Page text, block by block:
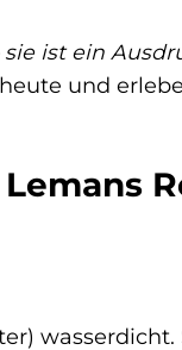
ist ein
und